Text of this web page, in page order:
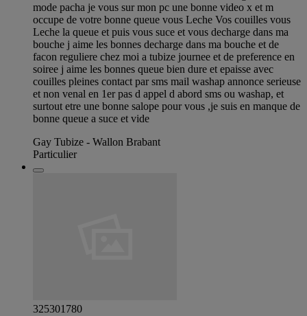
mode pacha je vous sur mon pc une bonne video x et m
occupe de votre bonne queue vous Leche Vos couilles vous
Leche la queue et puis vous suce et vous decharge dans ma
bouche j aime les bonnes decharge dans ma bouche et de
facon reguliere chez moi a tubize journee et de preference en
soiree j aime les bonnes queue bien dure et epaisse avec
couilles pleines contact par sms mail washap annonce serieuse
et non venal en 1er pas d appel d abord sms ou washap, et
surtout etre une bonne salope pour vous ,je suis en manque de
bonne queue a suce et vide
Gay Tubize - Wallon Brabant
Particulier
325301780